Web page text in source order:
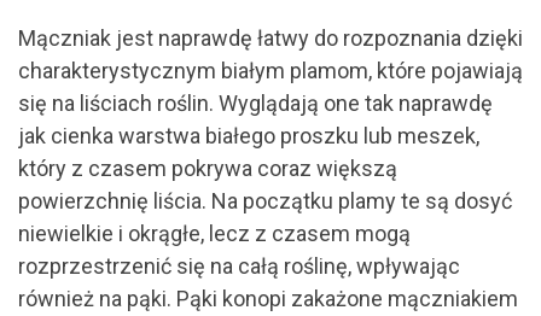
Mączniak jest naprawdę łatwy do rozpoznania dzięki
charakterystycznym białym plamom, które pojawiają
się na liściach roślin. Wyglądają one tak naprawdę
jak cienka warstwa białego proszku lub meszek,
który z czasem pokrywa coraz większą
powierzchnię liścia. Na początku plamy te są dosyć
niewielkie i okrągłe, lecz z czasem mogą
rozprzestrzenić się na całą roślinę, wpływając
również na pąki. Pąki konopi zakażone mączniakiem